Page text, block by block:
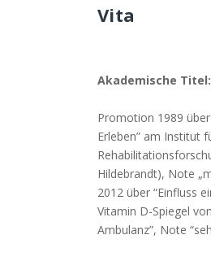
Vita
Akademische Titel:
Promotion 1989
Erleben” am Institut
Hildebrandt), Note
2012 über “Einfluss
Vitamin D-Spiegel
Ambulanz”, Note